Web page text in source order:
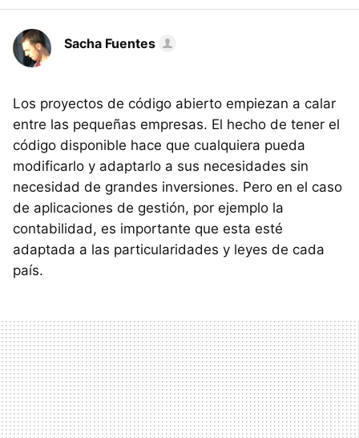
Sacha Fuentes
Los proyectos de código abierto empiezan a calar
entre las pequeñas empresas. El hecho de tener el
código disponible hace que cualquiera pueda
modificarlo y adaptarlo a sus necesidades sin
necesidad de grandes inversiones. Pero en el caso
de aplicaciones de gestión, por ejemplo la
contabilidad, es importante que esta esté
adaptada a las particularidades y leyes de cada
país.